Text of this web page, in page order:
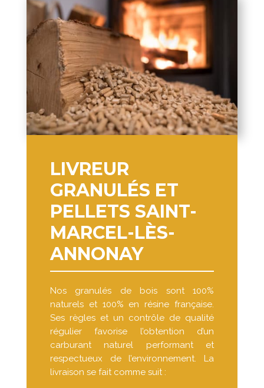
LIVREUR
GRANULÉS ET
PELLETS SAINT-
MARCEL-LÈS-
ANNONAY
Nos granulés de bois sont 100%
naturels et 100% en résine française.
Ses règles et un contrôle de qualité
régulier favorise l’obtention d’un
carburant naturel performant et
respectueux de l’environnement. La
livraison se fait comme suit :